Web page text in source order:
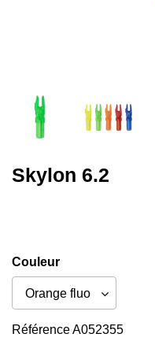
Skylon 6.2
Couleur
RéférenceA052355